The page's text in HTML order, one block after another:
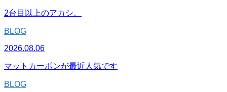
2台目以上のアカシ。
BLOG
2026.08.06
マットカーボンが最近人気です
BLOG